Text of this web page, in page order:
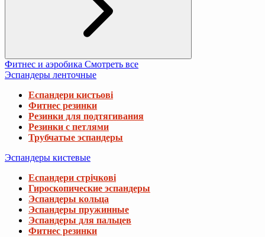
Фитнес и аэробика Смотреть все
Эспандеры ленточные
Еспандери кистьові
Фитнес резинки
Резинки для подтягивания
Резинки с петлями
Трубчатые эспандеры
Эспандеры кистевые
Еспандери стрічкові
Гироскопические эспандеры
Эспандеры кольца
Эспандеры пружинные
Эспандеры для пальцев
Фитнес резинки